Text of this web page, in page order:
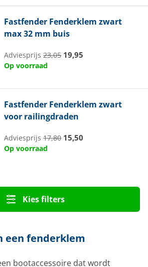
Fastfender Fenderklem zwart
max 32 mm buis
Adviesprijs23,05 19,95
Op voorraad
Fastfender Fenderklem zwart
voor railingdraden
Adviesprijs17,80 15,50
Op voorraad
Kies filters
een fenderklem
bootaccessoire dat wordt